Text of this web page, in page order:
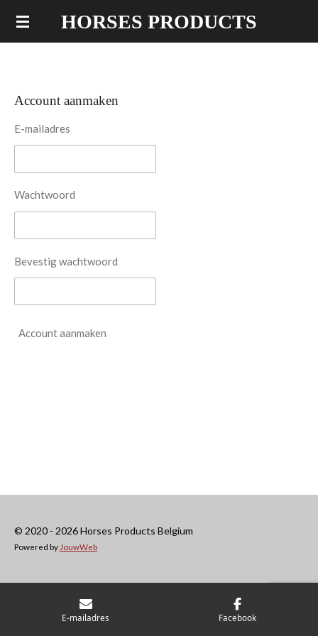
Ga
direct
HORSES PRODUCTS
Account aanmaken
E-mailadres
Wachtwoord
Bevestig wachtwoord
Account aanmaken
© 2020 - 2026 Horses Products Belgium
Powered by JouwWeb
E-mailadres Facebook